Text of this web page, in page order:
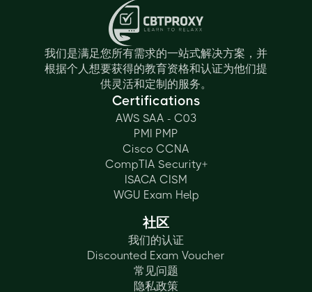
我们是满足您所有需求的一站式解决方案，并
根据个人想要获得的教育资格和认证为他们提
供灵活和定制的服务。
Certifications
AWS SAA - C03
PMI PMP
Cisco CCNA
CompTIA Security+
ISACA CISM
WGU Exam Help
社区
我们的认证
Discounted Exam Voucher
常见问题
隐私政策